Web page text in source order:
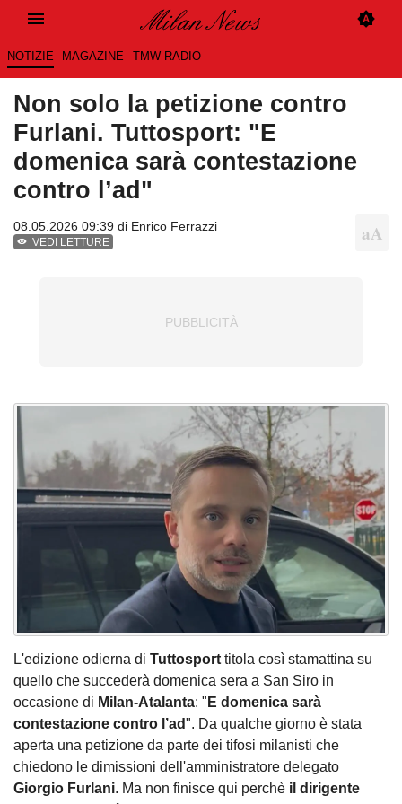
NOTIZIE MAGAZINE TMW RADIO
Non solo la petizione contro
Furlani. Tuttosport: "E
domenica sarà contestazione
contro l’ad"
08.05.2026 09:39 di Enrico Ferrazzi
VEDI LETTURE
L'edizione odierna di Tuttosporttitola così stamattina su
quello che succederà domenica sera a San Siro in
occasione di Milan-Atalanta: " E domenica sarà
contestazione contro l’ad". Da qualche giorno è stata
aperta una petizione da parte dei tifosi milanisti che
chiedono le dimissioni dell'amministratore delegato
Giorgio Furlani. Ma non finisce qui perchè il dirigente